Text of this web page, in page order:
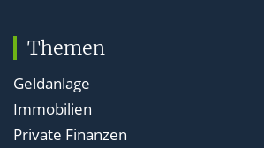
Themen
Geldanlage
Immobilien
Private Finanzen